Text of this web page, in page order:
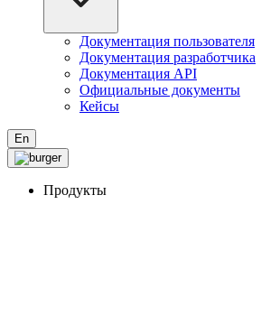
Документация пользователя
Документация разработчика
Документация API
Официальные документы
Кейсы
En
Продукты